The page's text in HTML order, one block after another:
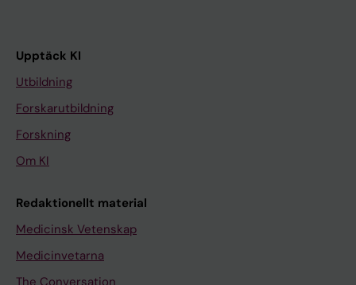
Upptäck KI
Utbildning
Forskarutbildning
Forskning
Om KI
Redaktionellt material
Medicinsk Vetenskap
Medicinvetarna